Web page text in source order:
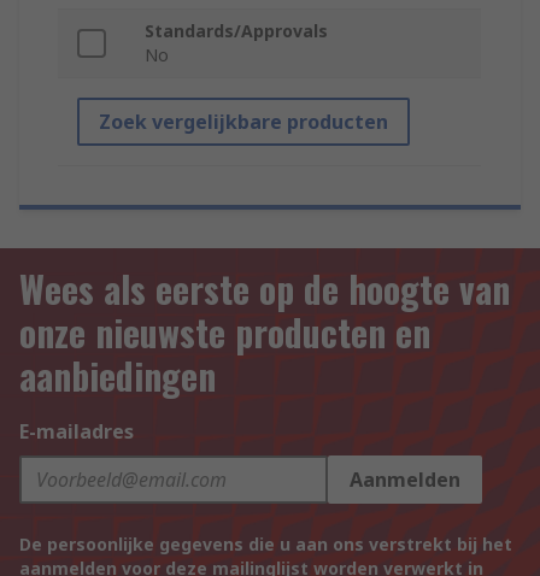
Standards/Approvals
No
Zoek vergelijkbare producten
Wees als eerste op de hoogte van
onze nieuwste producten en
aanbiedingen
E-mailadres
Aanmelden
De persoonlijke gegevens die u aan ons verstrekt bij het
aanmelden voor deze mailinglijst worden verwerkt in